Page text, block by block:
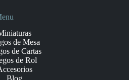
de Mesa
de Cartas
de Rol